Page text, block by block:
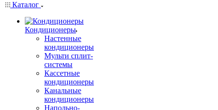
Каталог
Кондиционеры
Настенные
кондиционеры
Мульти сплит-
системы
Кассетные
кондиционеры
Канальные
кондиционеры
Напольно-